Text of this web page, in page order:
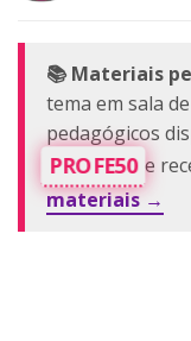
📚 Materiais
tema em sala
pedagógicos
PROFE50 e
materiais →